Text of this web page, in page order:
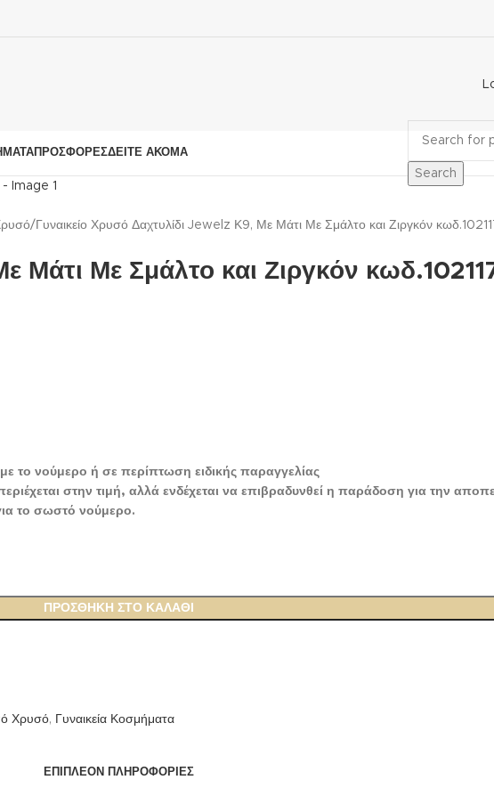
ΠΡΟΣΦΟΡΈΣΔΕΊΤΕ ΑΚΌΜΑ
Search
Γυναικείο Χρυσό Δαχτυλίδι Jewelz Κ9, Με Μάτι Με Σμάλτο και Ζιργκόν
Μάτι Με Σμάλτο και Ζιργκόν
το νούμερο ή σε περίπτωση ειδικής παραγγελίας
στην τιμή, αλλά ενδέχεται να επιβραδυνθεί η παράδοση για την
το σωστό νούμερο.
ΠΡΟΣΘΉΚΗ ΣΤΟ ΚΑΛΆΘΙ
Χρυσό,
Γυναικεία Κοσμήματα
ΕΠΙΠΛΈΟΝ ΠΛΗΡΟΦΟΡΊΕΣ